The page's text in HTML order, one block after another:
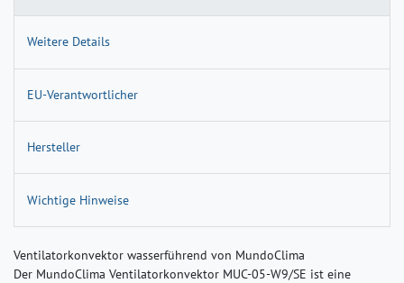
Weitere Details
EU-Verantwortlicher
Hersteller
Wichtige Hinweise
Ventilatorkonvektor wasserführend von MundoClima
Der MundoClima Ventilatorkonvektor MUC-05-W9/SE ist eine